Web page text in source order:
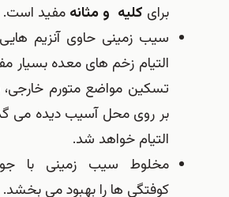
برای کلیه و مثانه مفید است.
سیب زمینی حاوی آنزیم
التیام زخم های معده بسیار
تسکین مواضع متورم خارجی،
بر روی محل آسیب دیده می
التیام خواهد شد.
مخلوط سیب زمینی با
کوفتگی ها را بهبود می بخشد.